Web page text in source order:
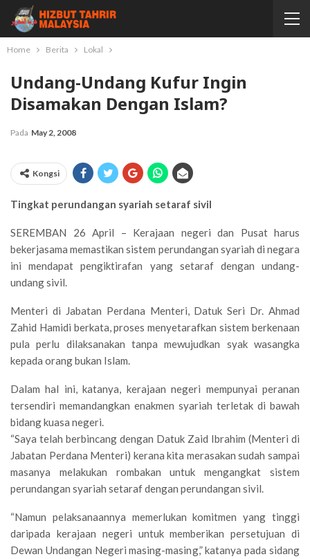
Home Berita Lokal
Undang-Undang Kufur Ingin
Disamakan Dengan Islam?
Pada May 2, 2008
Kongsi
Tingkat perundangan syariah setaraf sivil
SEREMBAN 26 April – Kerajaan negeri dan Pusat harus
bekerjasama memastikan sistem perundangan syariah di negara
ini mendapat pengiktirafan yang setaraf dengan undang-
undang sivil.
Menteri di Jabatan Perdana Menteri, Datuk Seri Dr. Ahmad
Zahid Hamidi berkata, proses menyetarafkan sistem berkenaan
pula perlu dilaksanakan tanpa mewujudkan syak wasangka
kepada orang bukan Islam.
Dalam hal ini, katanya, kerajaan negeri mempunyai peranan
tersendiri memandangkan enakmen syariah terletak di bawah
bidang kuasa negeri.
“Saya telah berbincang dengan Datuk Zaid Ibrahim (Menteri di
Jabatan Perdana Menteri) kerana kita merasakan sudah sampai
masanya melakukan rombakan untuk mengangkat sistem
perundangan syariah setaraf dengan perundangan sivil.
“Namun pelaksanaannya memerlukan komitmen yang tinggi
daripada kerajaan negeri untuk memberikan persetujuan di
Dewan Undangan Negeri masing-masing,” katanya pada sidang